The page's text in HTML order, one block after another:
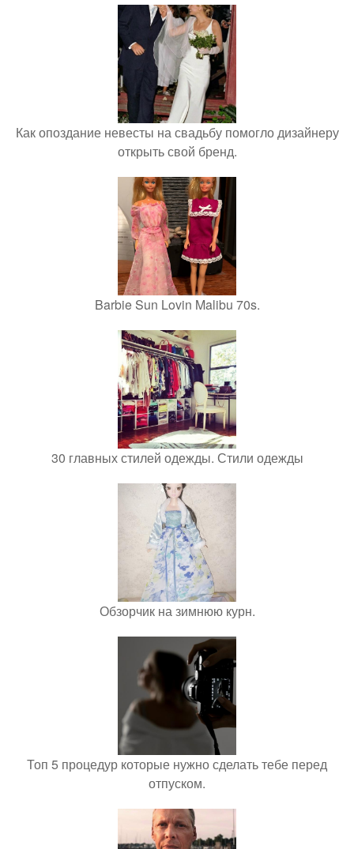
Как опоздание невесты на свадьбу помогло дизайнеру
открыть свой бренд.
Barbie Sun Lovin Malibu 70s.
30 главных стилей одежды. Стили одежды
Обзорчик на зимнюю курн.
Топ 5 процедур которые нужно сделать тебе перед
отпуском.